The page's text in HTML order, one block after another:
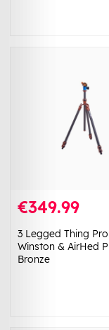
€349.99
3 Legged Thing
Winston & AirHed
Bronze